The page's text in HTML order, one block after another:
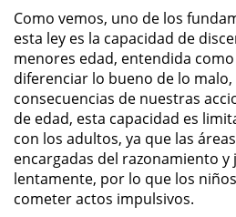
Delitos De Drogas
Conducir
Drogas - DUID
Fabricación
Leyes sobre
California
Como vemos, uno de los
esta ley es la capacidad de
menores edad, entendida
diferenciar lo bueno de lo
consecuencias de nuestras
de edad, esta capacidad es
con los adultos, ya que las
encargadas del razonamiento
lentamente, por lo que los
cometer actos impulsivos.